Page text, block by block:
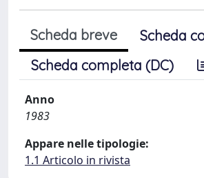
Scheda breve
Scheda
Scheda completa (DC)
Anno
1983
Appare nelle tipologie:
1.1 Articolo in rivista